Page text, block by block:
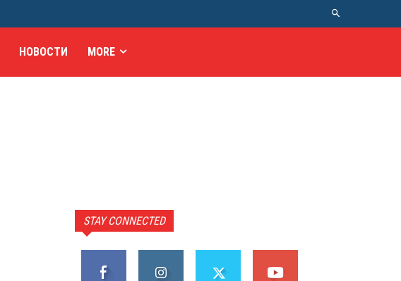
НОВОСТИ MORE
STAY CONNECTED